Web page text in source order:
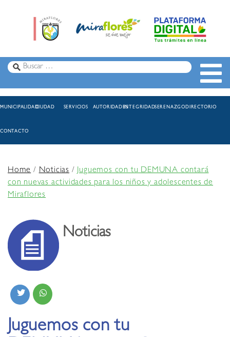
MUNICIPALIDADCIUDAD SERVICIOS AUTORIDADESINTEGRIDADSERENAZGODIRECTORIO
CONTACTO
Home/Noticias / Juguemos con tu DEMUNA contará
con nuevas actividades para los niños y adolescentes de
Miraflores
Noticias
Juguemos con tu